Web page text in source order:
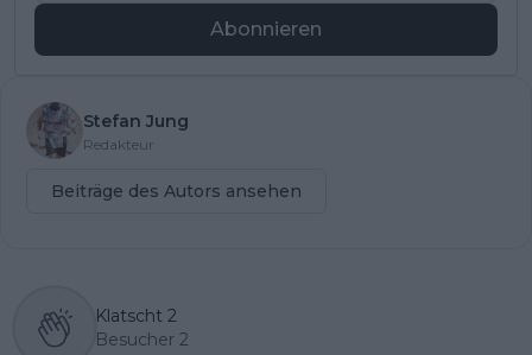
Abonnieren
Stefan Jung
Redakteur
Beiträge des Autors ansehen
Klatscht 2
Besucher 2